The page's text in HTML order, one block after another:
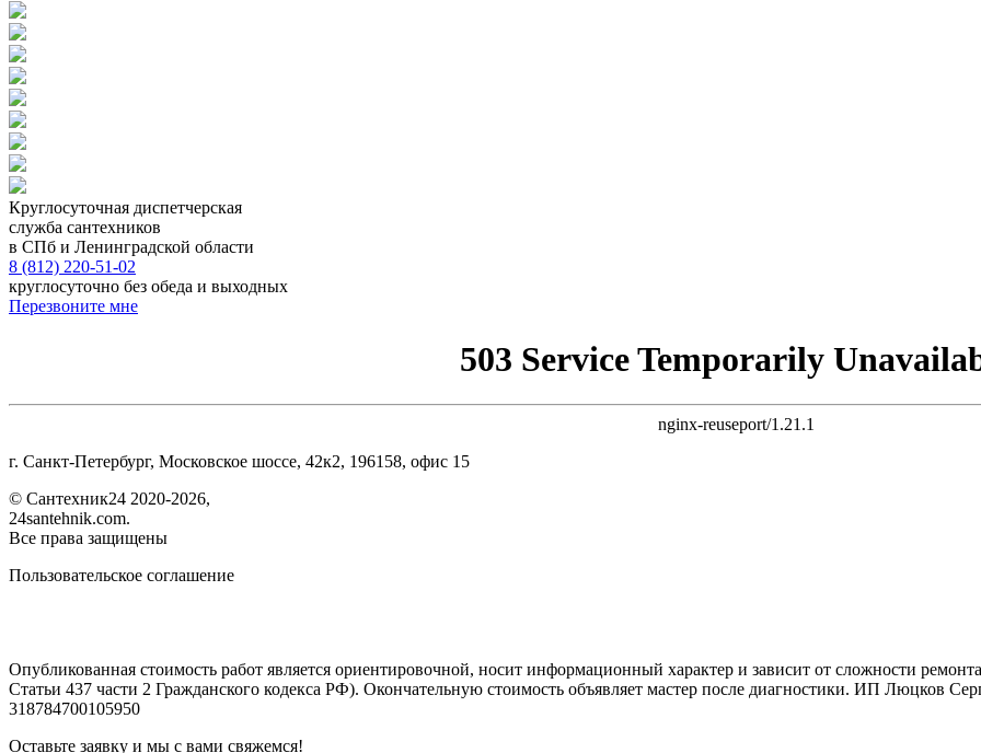
Круглосуточная диспетчерская
служба сантехников
в СПб и Ленинградской области
8 (812) 220-51-02
круглосуточно без обеда и выходных
Перезвоните мне
503 Service Temporarily
nginx-reuseport/1.21.1
г. Санкт-Петербург, Московское шоссе, 42к2, 196158, офис 15
© Сантехник24 2020-2026,
24santehnik.com.
Все права защищены
Пользовательское соглашение
Опубликованная стоимость работ является ориентировочной, носит информационный характер и зависит от сложности
Статьи 437 части 2 Гражданского кодекса РФ). Окончательную стоимость объявляет мастер после диагностики. ИП
318784700105950
Оставьте заявку и мы с вами свяжемся!